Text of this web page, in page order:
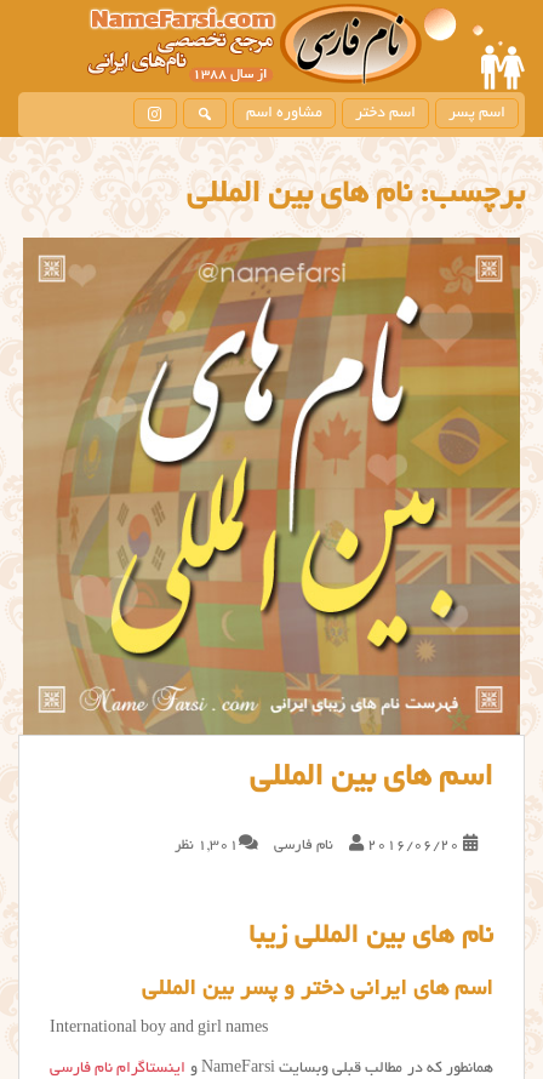
m
i
c
n
t
اسم پسر اسم دختر مشاوره اسم
برچسب:نام های بین المللی
اسم های بین المللی
2016/06/20 نام فارسی 1,301 نظر
نام های بین المللی زیبا
اسم های ایرانی دختر و پسر بین المللی
International boy and girl names
همانطور که در مطالب قبلی وبسایت NameFarsi و
اینستاگرام نام فارسی